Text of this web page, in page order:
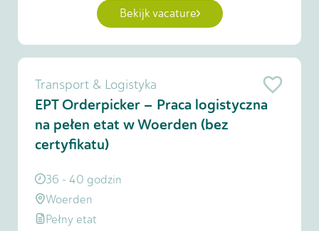
Bekijk vacature
Transport & Logistyka
EPT Orderpicker – Praca logistyczna
na pełen etat w Woerden (bez
certyfikatu)
36 - 40 godzin
Woerden
Pełny etat